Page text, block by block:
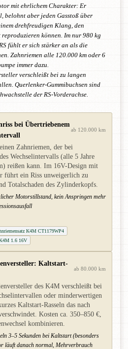
mit ehrlichem Charakter: Er
belohnt aber jeden Gasstoß über
drehfreudigen Klang, den
können. Im nur 980 kg
fühlt er sich stärker an als die
Zahnriemen alle 120.000 km oder 6
immer dazu.
verschleißt bei zu langen
Querlenker-Gummibuchsen sind
der RS-Vorderachse.
bei Übertriebenem
ab 120.000 km
Zahnriemen, der bei
Wechselintervalls (alle 5 Jahre
reißen kann. Im 16V-Design mit
führt ein Riss unweigerlich zu
Totalschaden des Zylinderkopfs.
Motorstillstand, kein Anspringen mehr
K4M CT1179WP4
1.6 16V
Kaltstart-
ab 80.000 km
des K4M verschleißt bei
oder minderwertigen
Kaltstart-Rasseln das nach
Kosten ca. 350–850 €,
kombinieren.
3–5 Sekunden bei Kaltstart (besonders
läuft danach normal, Mehrverbrauch